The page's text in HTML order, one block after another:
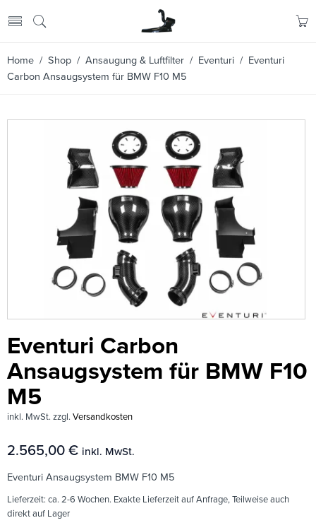
Home / Shop / Ansaugung & Luftfilter / Eventuri / Eventuri
Carbon Ansaugsystem für BMW F10 M5
Eventuri Carbon
Ansaugsystem für BMW F10
M5
inkl. MwSt. zzgl. Versandkosten
2.565,00 € inkl. MwSt.
Eventuri Ansaugsystem BMW F10 M5
Lieferzeit: ca. 2-6 Wochen. Exakte Lieferzeit auf Anfrage, Teilweise auch
direkt auf Lager